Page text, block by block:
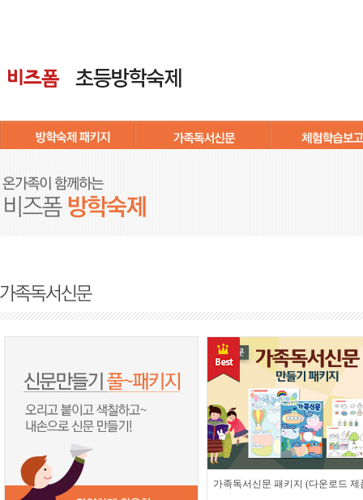
가족독서신문 패키지 (다운로드 제